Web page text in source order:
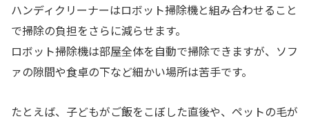
ハンディクリーナーはロボット掃除機と組み合わせること
で掃除の負担をさらに減らせます。
ロボット掃除機は部屋全体を自動で掃除できますが、ソフ
ァの隙間や食卓の下など細かい場所は苦手です。
たとえば、子どもがご飯をこぼした直後や、ペットの毛が